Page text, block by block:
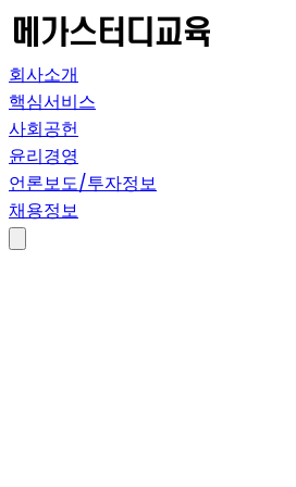
회사소개
핵심서비스
사회공헌
윤리경영
언론보도/투자정보
채용정보